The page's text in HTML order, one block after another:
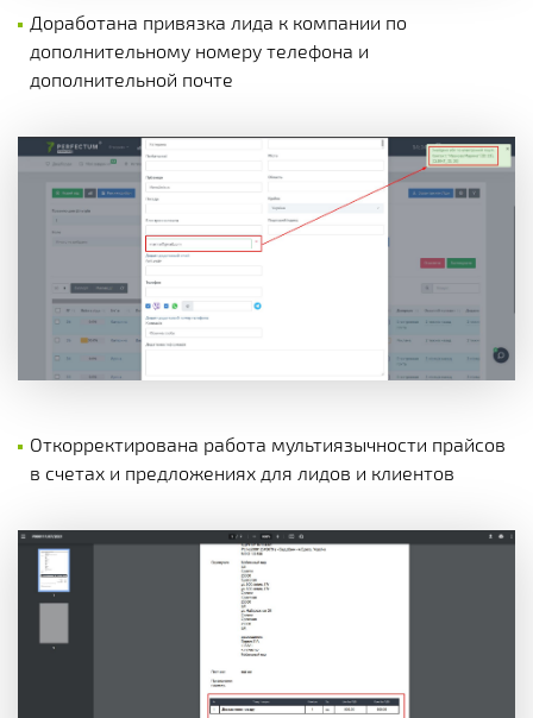
Доработана привязка лида к компании по
дополнительному номеру телефона и
дополнительной почте
Откорректирована работа мультиязычности прайсов
в счетах и предложениях для лидов и клиентов